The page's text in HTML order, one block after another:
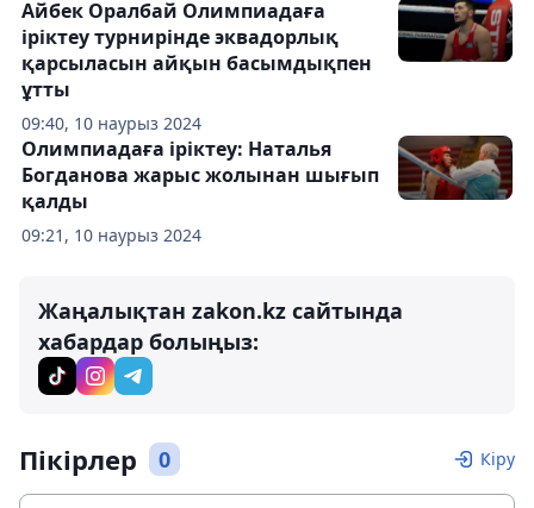
09:40, 10 наурыз 2024
Айбек Оралбай Олимпиадаға
іріктеу турнирінде эквадорлық
қарсыласын айқын басымдықпен
ұтты
09:21, 10 наурыз 2024
Олимпиадаға іріктеу: Наталья
Богданова жарыс жолынан шығып
қалды
Жаңалықтан zakon.kz сайтында
хабардар болыңыз:
Пікірлер 0 Кіру